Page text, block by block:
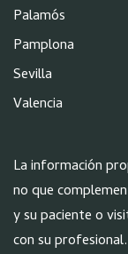
Palamós
Pamplona
Sevilla
Valencia
La información
no que
y su paciente o
con su profesional.